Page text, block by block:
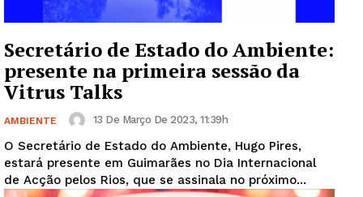
Secretário de Estado do Ambiente:
presente na primeira sessão da
Vitrus Talks
AMBIENTE 13 De Março De 2023, 11:39h
O Secretário de Estado do Ambiente, Hugo Pires,
estará presente em Guimarães no Dia Internacional
de Acção pelos Rios, que se assinala no próximo...